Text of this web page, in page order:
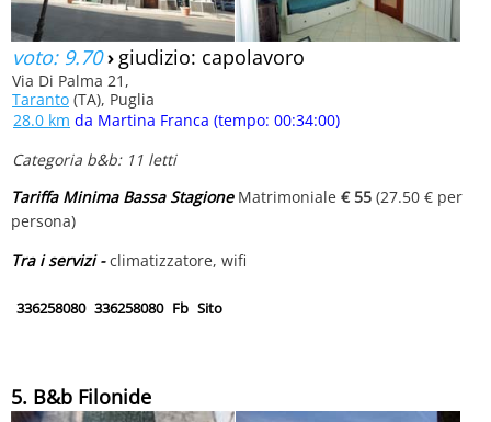
voto: 9.70› giudizio: capolavoro
Via Di Palma 21,
Taranto (TA), Puglia
28.0 km da Martina Franca (tempo: 00:34:00)
Categoria b&b: 11 letti
Tariffa Minima Bassa StagioneMatrimoniale € 55 (27.50 € per
persona)
Tra i servizi -climatizzatore, wifi
336258080 336258080 Fb Sito
5. B&b Filonide